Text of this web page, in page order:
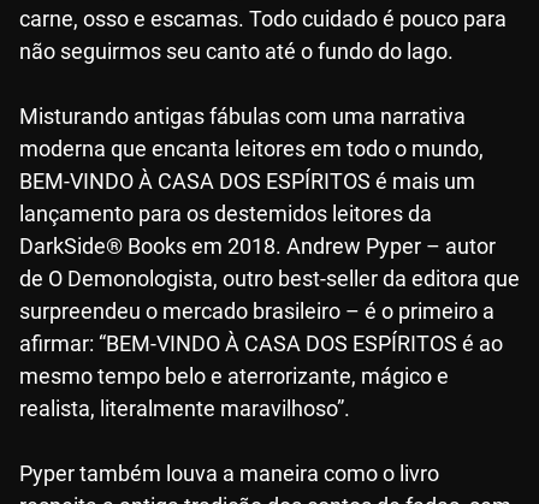
carne, osso e escamas. Todo cuidado é pouco para
não seguirmos seu canto até o fundo do lago.
Misturando antigas fábulas com uma narrativa
moderna que encanta leitores em todo o mundo,
BEM-VINDO À CASA DOS ESPÍRITOS é mais um
lançamento para os destemidos leitores da
DarkSide® Books em 2018. Andrew Pyper – autor
de O Demonologista, outro best-seller da editora que
surpreendeu o mercado brasileiro – é o primeiro a
afirmar: “BEM-VINDO À CASA DOS ESPÍRITOS é ao
mesmo tempo belo e aterrorizante, mágico e
realista, literalmente maravilhoso”.
Pyper também louva a maneira como o livro